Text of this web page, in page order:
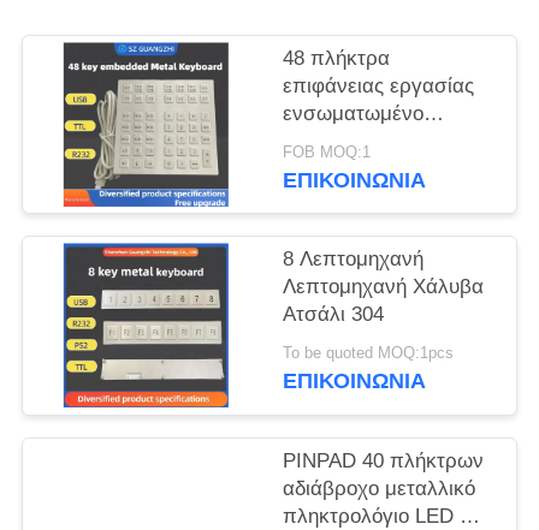
48 πλήκτρα
επιφάνειας εργασίας
ενσωματωμένο
μεταλλικό
πληκτρολόγιο από
USB
FOB MOQ:1
ΕΠΙΚΟΙΝΩΝΊΑ
8 Λεπτομηχανή
Λεπτομηχανή Χάλυβα
Ατσάλι 304
To be quoted MOQ:1pcs
ΕΠΙΚΟΙΝΩΝΊΑ
PINPAD 40 πλήκτρων
αδιάβροχο μεταλλικό
πληκτρολόγιο LED GZ-